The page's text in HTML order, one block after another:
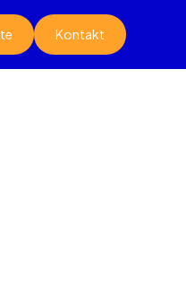
Kontakt